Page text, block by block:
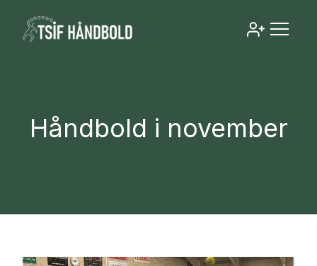
Håndbold i november